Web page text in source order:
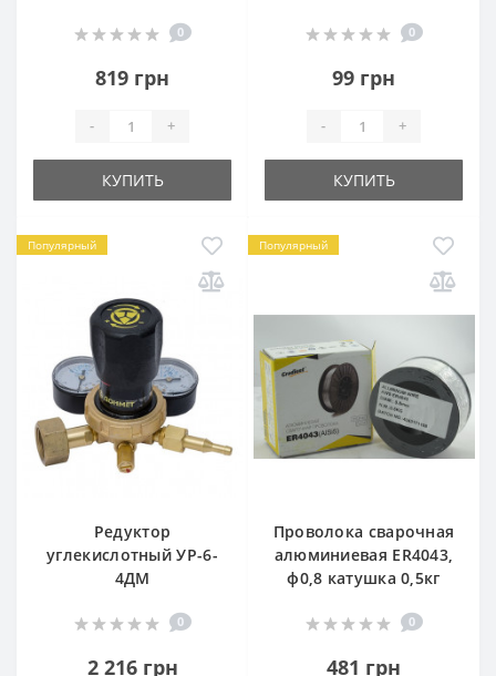
0
819 грн
- +
КУПИТЬ
0
99 грн
- +
КУПИТЬ
Популярный
Редуктор
углекислотный УР-6-
4ДМ
0
2 216 грн
Популярный
Проволока сварочная
алюминиевая ER4043,
ф0,8 катушка 0,5кг
0
481 грн